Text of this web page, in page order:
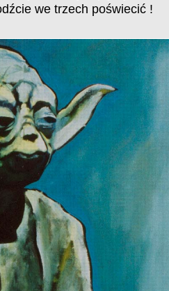
we trzech poświecić !